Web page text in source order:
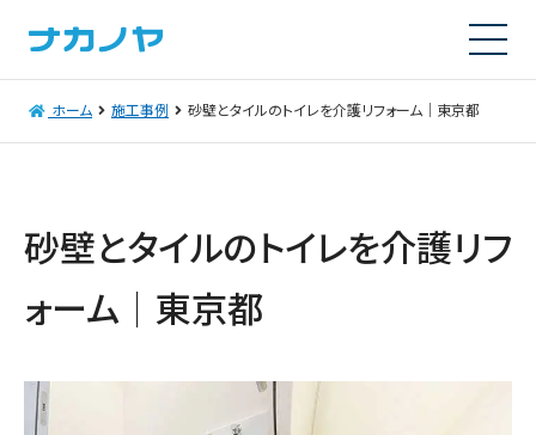
ホーム 施工事例 砂壁とタイルのトイレを介護リフォーム｜東京都
砂壁とタイルのトイレを介護リフ
ォーム｜東京都